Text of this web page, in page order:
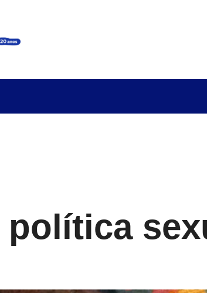
política